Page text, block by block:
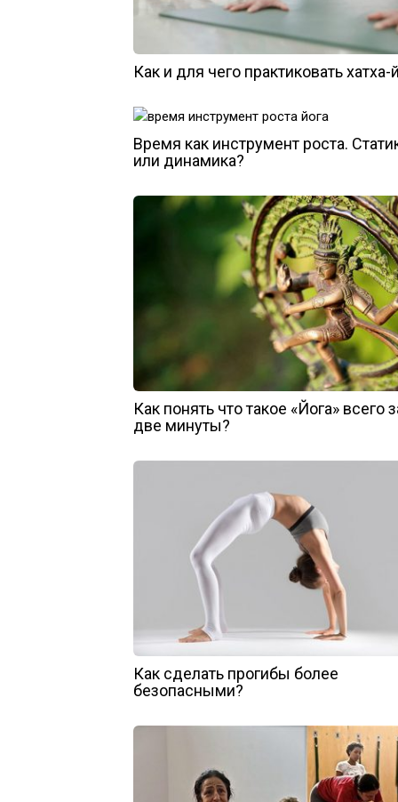
Как и для чего практиковать хатха-
Время как инструмент роста.
или динамика?
Как понять что такое «Йога» всего
две минуты?
Как сделать прогибы более
безопасными?